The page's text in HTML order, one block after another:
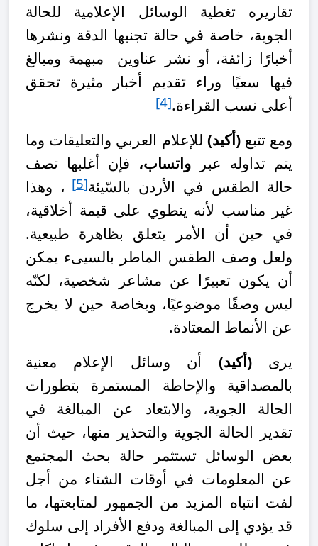
تقاريره تغطية الوسائل الإعلامية للحالة
الجوية، خاصة في حالة تجنبها الدقة ونشرها
أخبارًا زائفة، أو نشر عناوين مبهمة ومبالغ
فيها سعيًا وراء تقديم أخبار مثيرة تحقق
أعلى نسب القراءة.[4]
ومع تتبع(أكيد) للإعلام العربي والتعليقات وما
يتم تداوله عبر واتساب، فإن أغلبها تصف
حالة الطقس في الأردن بالسّيئة[5]
، وهذا
غير مناسب لأنه ينطوي على قيمة أخلاقية،
في حين أن الأمر يتعلق بظاهرة طبيعية.
ولعل وصف الطقس الماطر بالسيىء يمكن
أن يكون تعبيرًا عن مشاعر شخصية، لكنّه
ليس وصفًا موضوعيًا، وبخاصة حين لا يخرج
عن الأنماط المعتادة.
يرى(أكيد) أن وسائل الإعلام معنية
بالمصداقية والإحاطة المستمرة بتطورات
الحالة الجوية، والابتعاد عن المبالغة في
تقدير الحالة الجوية والتحذير منها، حيث أن
بعض الوسائل تستثمر حالة بحث المجتمع
عن المعلومات في أوقات الشتاء من أجل
لفت انتباه المزيد من الجمهور لمتابعتها، ما
قد يؤدي إلى المبالغة ودفع الأفراد إلى سلوك